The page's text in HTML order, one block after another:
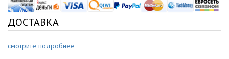
ДОСТАВКА
смотрите подробнее